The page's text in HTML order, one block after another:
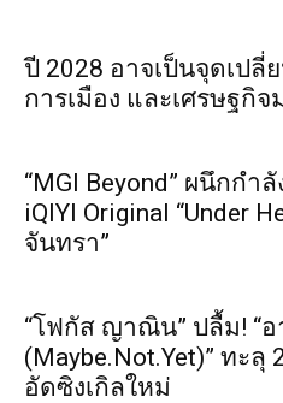
ปี 2028 อาจเป็นจุดเปลี่
การเมือง และเศรษฐกิจ
“MGI Beyond” ผนึกกำ
iQIYI Original “Under
จันทรา”
“โฟกัส ญาณิน” ปลื้ม! “อ
(Maybe.Not.Yet)” ทะ
อัดซิงเกิลใหม่